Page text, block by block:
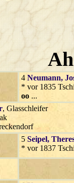
4 Neumann,
* vor 1835
oo ...
, Glasschleifer
5 Seipel,
* vor 1837